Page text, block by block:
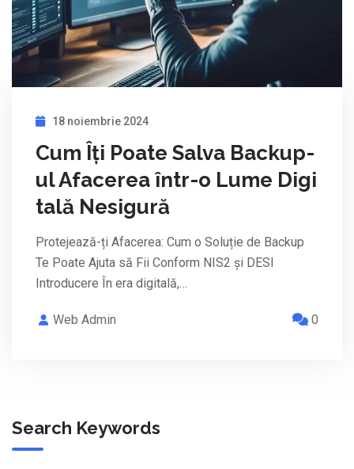
18 noiembrie 2024
Cum Îți Poate Salva Backup-
ul Afacerea într-o Lume Digi
tală Nesigură
Protejează-ți Afacerea: Cum o Soluție de Backup
Te Poate Ajuta să Fii Conform NIS2 și DESI
Introducere În era digitală,…
Web Admin 0
Search Keywords